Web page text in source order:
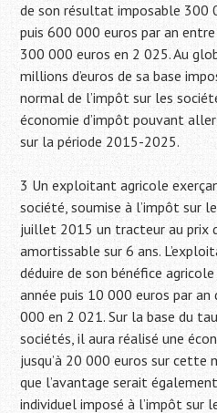
de son résultat imposable 300
puis 600 000 euros par an
300 000 euros en 2 025. Au
millions d’euros de sa base
normal de l’impôt sur les
économie d’impôt pouvant aller
sur la période 2015-2025.
3 Un exploitant agricole
société, soumise à l’impôt sur
juillet 2015 un tracteur au prix
amortissable sur 6 ans.
déduire de son bénéfice
année puis 10 000 euros par
000 en 2 021. Sur la base du
sociétés, il aura réalisé une
jusqu’à 20 000 euros sur cette
que l’avantage serait
individuel imposé à l’impôt sur